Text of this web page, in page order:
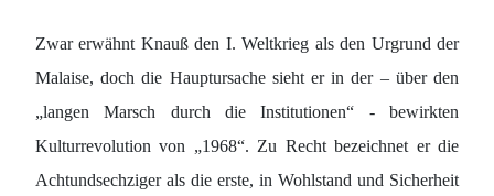
Zwar erwähnt Knauß den I. Weltkrieg als den Urgrund der
Malaise, doch die Hauptursache sieht er in der – über den
„langen Marsch durch die Institutionen“ - bewirkten
Kulturrevolution von „1968“. Zu Recht bezeichnet er die
Achtundsechziger als die erste, in Wohlstand und Sicherheit